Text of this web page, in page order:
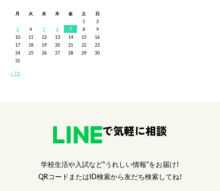
月 火 水 木 金 土
日
1
2
3
4 5 6 7 8
9
10
11 12 13 14 15
16
17
18 19 20 21 22
23
24
25 26 27 28 29
30
31
« 7月
で気軽に相談
学校生活や入試など"うれしい情報"をお届け！
QRコードまたはID検索から友だち検索してね！